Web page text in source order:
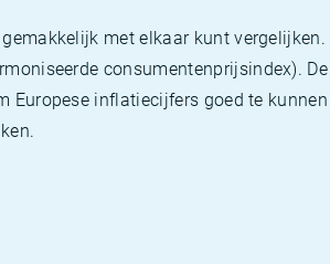
met elkaar kunt vergelijken.
consumentenprijsindex). De
Europese inflatiecijfers goed te kunnen